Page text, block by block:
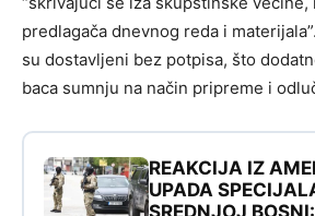
predlagača dnevnog reda i
su dostavljeni bez potpisa, što
baca sumnju na način pripreme i
REAKCIJA IZ
UPADA